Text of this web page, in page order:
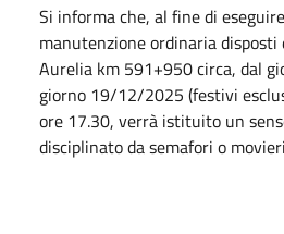
Si informa che, al fine di
manutenzione ordinaria disposti
Aurelia km 591+950 circa, dal
giorno 19/12/2025 (festivi
ore 17.30, verrà istituito un
disciplinato da semafori o